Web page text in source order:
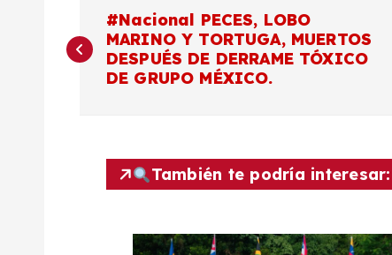
a
#Nacional PECES, LOBO
MARINO Y TORTUGA, MUERTOS
DESPUÉS DE DERRAME TÓXICO
DE GRUPO MÉXICO.
También te podría interesar: